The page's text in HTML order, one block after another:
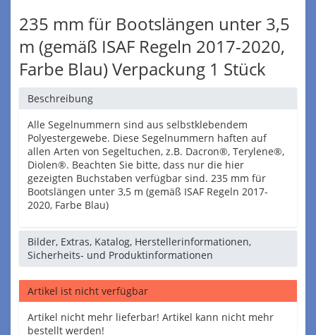
235 mm für Bootslängen unter 3,5
m (gemäß ISAF Regeln 2017-2020,
Farbe Blau) Verpackung 1 Stück
Beschreibung
Alle Segelnummern sind aus selbstklebendem
Polyestergewebe. Diese Segelnummern haften auf
allen Arten von Segeltuchen, z.B. Dacron®, Terylene®,
Diolen®. Beachten Sie bitte, dass nur die hier
gezeigten Buchstaben verfügbar sind. 235 mm für
Bootslängen unter 3,5 m (gemäß ISAF Regeln 2017-
2020, Farbe Blau)
Bilder, Extras, Katalog, Herstellerinformationen,
Sicherheits- und Produktinformationen
Artikel ist nicht verfügbar
Artikel nicht mehr lieferbar! Artikel kann nicht mehr
bestellt werden!